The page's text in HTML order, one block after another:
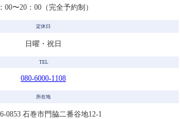
00〜20：00（完全予約制）
定休日
日曜・祝日
TEL
080-6000-1108
所在地
0853 石巻市門脇二番谷地12-1